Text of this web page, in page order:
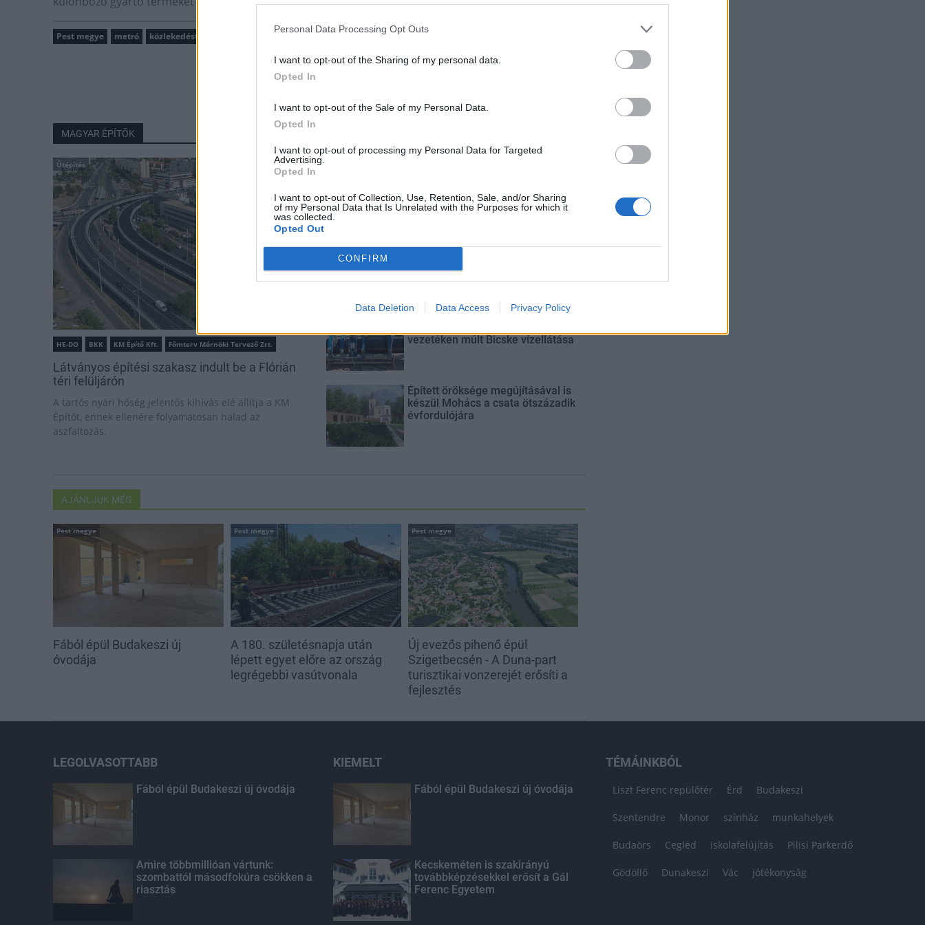
Personal Data Processing Opt Outs
I want to opt-out of the Sharing of my personal data.
Opted In
I want to opt-out of the Sale of my Personal Data.
Opted In
I want to opt-out of processing my Personal Data for Targeted
Advertising.
Opted In
I want to opt-out of Collection, Use, Retention, Sale, and/or Sharing
of my Personal Data that Is Unrelated with the Purposes for which it
was collected.
Opted Out
CONFIRM
Data Deletion Data Access Privacy Policy
Pest megye metró közlekedésfejlesztés
MAGYAR ÉPÍTŐK
Útépítés
HE-DO BKK KM Építő Kft. Főmterv Mérnöki Tervező Zrt.
Látványos építési szakasz indult be a Flórián
téri felüljárón
A tartós nyári hőség jelentős kihívás elé állítja a KM
Építőt, ennek ellenére folyamatosan halad az
aszfaltozás.
közelében lévő logisztikai bázis út-
Látlelet a hazai víziközművekről?
vezetéken múlt Bicske vízellátása
Épített öröksége megújításával is
készül Mohács a csata ötszázadik
évfordulójára
AJÁNLJUK MÉG
Pest megye
Fából épül Budakeszi új
óvodája
Pest megye
A 180. születésnapja után
lépett egyet előre az ország
legrégebbi vasútvonala
Pest megye
Új evezős pihenő épül
Szigetbecsén - A Duna-part
turisztikai vonzerejét erősíti a
fejlesztés
LEGOLVASOTTABB
Fából épül Budakeszi új óvodája
Amire többmillióan vártunk:
szombattól másodfokúra csökken a
riasztás
KIEMELT
Fából épül Budakeszi új óvodája
Kecskeméten is szakirányú
továbbképzésekkel erősít a Gál
Ferenc Egyetem
TÉMÁINKBÓL
Liszt Ferenc repülőtér Érd Budakeszi
Szentendre Monor színház munkahelyek
Budaörs Cegléd iskolafelújítás Pilisi Parkerdő
Gödöllő Dunakeszi Vác jótékonyság